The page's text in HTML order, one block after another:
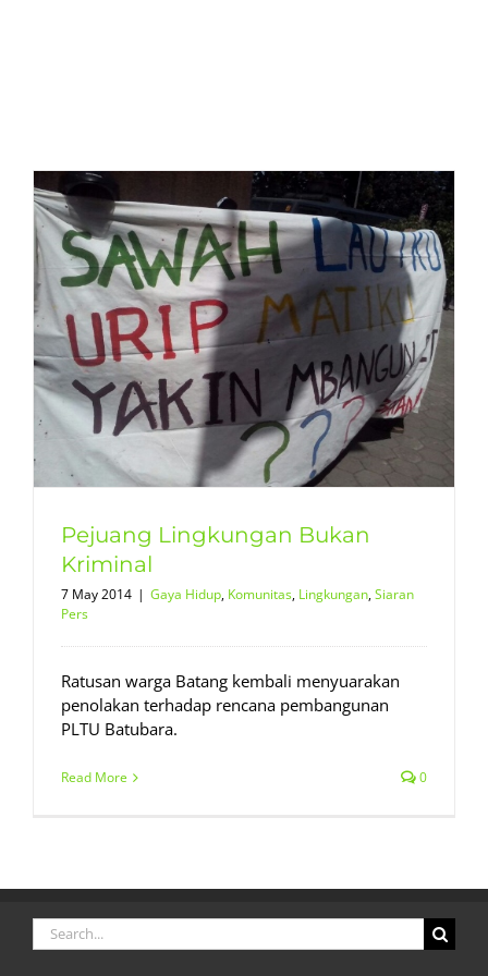
Pejuang Lingkungan Bukan
Kriminal
7 May 2014 | Gaya Hidup, Komunitas, Lingkungan,Siaran
Pers
Ratusan warga Batang kembali menyuarakan
penolakan terhadap rencana pembangunan
PLTU Batubara.
Read More 0
Search
for: